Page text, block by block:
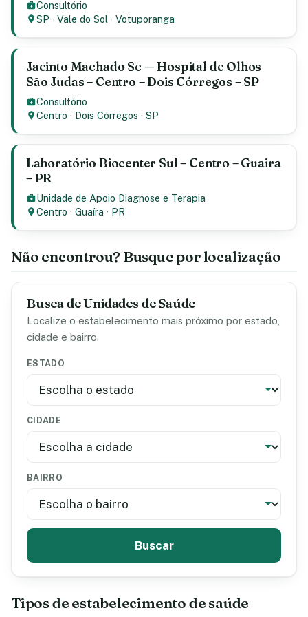
Consultório
SP ·Vale do Sol ·Votuporanga
Jacinto Machado Sc — Hospital de Olhos
São Judas – Centro – Dois Córregos – SP
Consultório
Centro · Dois Córregos ·SP
Laboratório Biocenter Sul – Centro – Guaira
– PR
Unidade de Apoio Diagnose e Terapia
Centro ·Guaíra · PR
Não encontrou? Busque por localização
Busca de Unidades de Saúde
Localize o estabelecimento mais próximo por estado,
cidade e bairro.
ESTADO
CIDADE
BAIRRO
Buscar
Tipos de estabelecimento de saúde